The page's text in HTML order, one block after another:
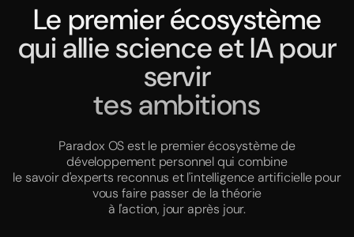
Le premier écosystème
qui allie science et IA pour
servir
tes ambitions
Paradox OS est le premier écosystème de
développement personnel qui combine
le savoir d'experts reconnus et l'intelligence artificielle pour
vous faire passer de la théorie
à l'action, jour après jour.